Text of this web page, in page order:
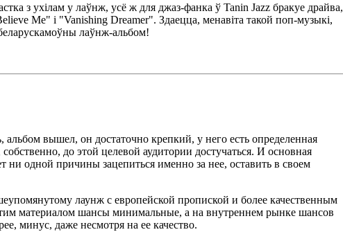
з ухілам у лаўнж, усё ж для джаз-фанка ў Tanin Jazz бракуе драйва,
Me" і "Vanishing Dreamer". Здаецца, менавіта такой поп-музыкі,
лаўнж-альбом!
вышел, он достаточно крепкий, у него есть определенная
до этой целевой аудитории достучаться. И основная
ни одной причины зацепиться именно за нее, оставить в своем
лаунж с европейской пропиской и более качественным
материалом шансы минимальные, а на внутреннем рынке шансов
минус, даже несмотря на ее качество.